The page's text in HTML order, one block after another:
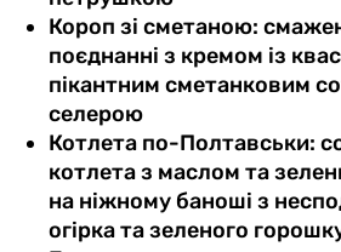
Короп зі сметаною:
поєднанні з кремом із
пікантним сметанковим
селерою
Котлета по-Полтавськи:
котлета з маслом та
на ніжному баноші з
огірка та зеленого